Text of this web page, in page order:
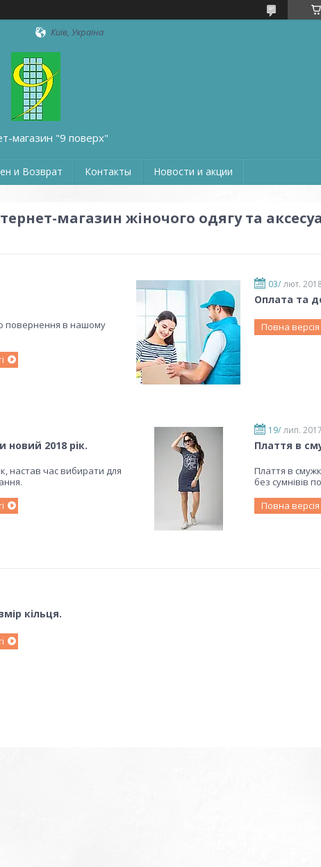
Київ, Україна
магазин "9 поверх"
и Возврат Контакты Новости и акции
магазин жіночого одягу та
повернення в нашому
03/ лют.
Оплата та
Повна версія
новий 2018 рік.
настав час вибирати для
19/ лип. 2017
Плаття в
Плаття в
без сумнівів
Повна версія
кільця.